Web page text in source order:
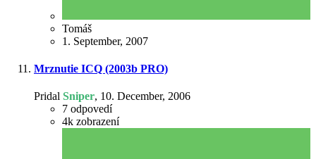
Tomáš
1. September, 2007
Mrznutie ICQ (2003b PRO)
Pridal Sniper, 10. December, 2006
7 odpovedí
4k zobrazení